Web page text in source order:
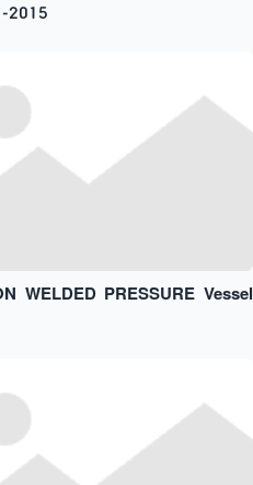
2015
WELDED PRESSURE Vessel